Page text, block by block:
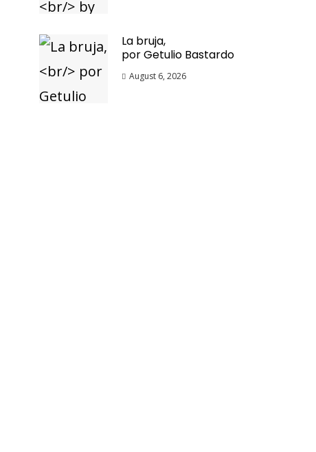
La bruja,
por Getulio Bastardo
August 6, 2026